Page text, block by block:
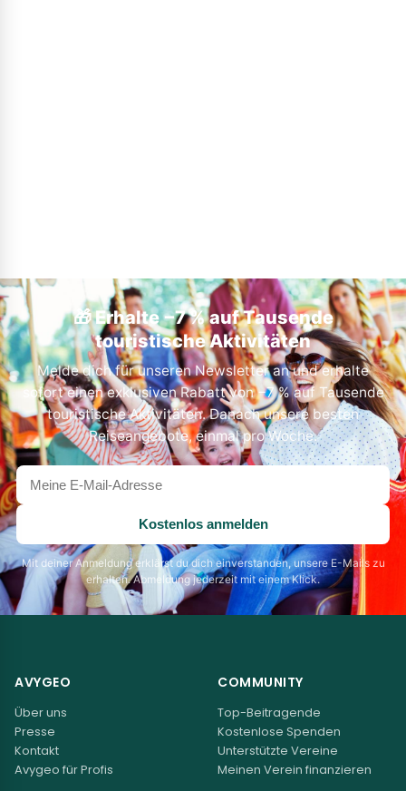
🎁 Erhalte −7 % auf Tausende
touristische Aktivitäten
Melde dich für unseren Newsletter an und erhalte
sofort einen exklusiven Rabatt von −7 % auf Tausende
touristische Aktivitäten. Danach unsere besten
Reiseangebote, einmal pro Woche.
Deine
E-
Mail-
Adresse
Kostenlos anmelden
Mit deiner Anmeldung erklärst du dich einverstanden, unsere E-Mails zu
erhalten. Abmeldung jederzeit mit einem Klick.
AVYGEO
Über uns
Presse
Kontakt
Avygeo für Profis
COMMUNITY
Top-Beitragende
Kostenlose Spenden
Unterstützte Vereine
Meinen Verein finanzieren